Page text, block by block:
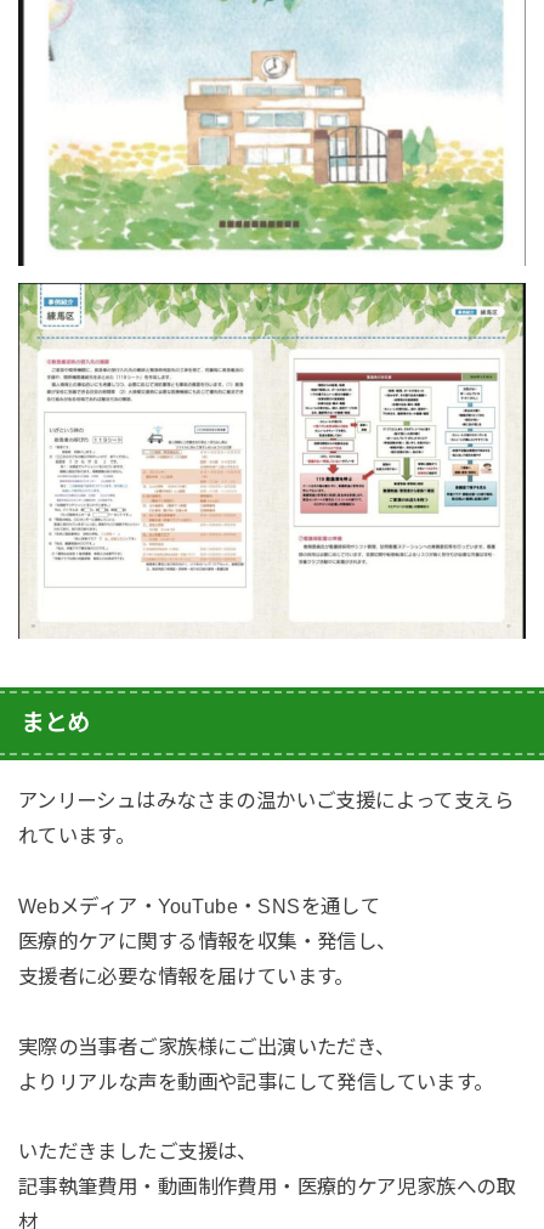
まとめ
アンリーシュはみなさまの温かいご支援によって支えら
れています。
Webメディア・YouTube・SNSを通して
医療的ケアに関する情報を収集・発信し、
支援者に必要な情報を届けています。
実際の当事者ご家族様にご出演いただき、
よりリアルな声を動画や記事にして発信しています。
いただきましたご支援は、
記事執筆費用・動画制作費用・医療的ケア児家族への取
材